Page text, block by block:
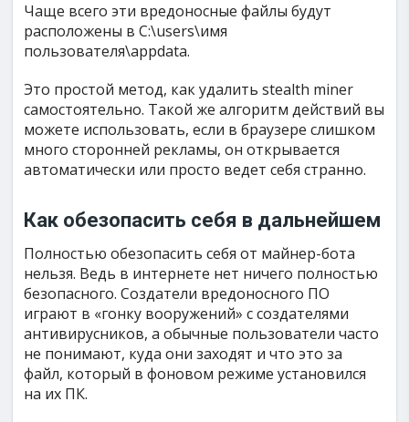
Чаще всего эти вредоносные файлы будут
расположены в C:\users\имя
пользователя\appdata.
Это простой метод, как удалить stealth miner
самостоятельно. Такой же алгоритм действий вы
можете использовать, если в браузере слишком
много сторонней рекламы, он открывается
автоматически или просто ведет себя странно.
Как обезопасить себя в дальнейшем
Полностью обезопасить себя от майнер-бота
нельзя. Ведь в интернете нет ничего полностью
безопасного. Создатели вредоносного ПО
играют в «гонку вооружений» с создателями
антивирусников, а обычные пользователи часто
не понимают, куда они заходят и что это за
файл, который в фоновом режиме установился
на их ПК.